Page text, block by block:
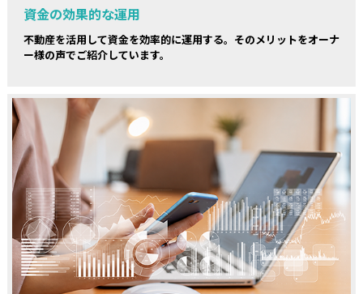
資金の効果的な運用
不動産を活用して資金を効率的に運用する。そのメリットをオーナ
ー様の声でご紹介しています。